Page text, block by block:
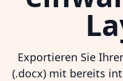
Exportieren Sie
(.docx) mit bereits